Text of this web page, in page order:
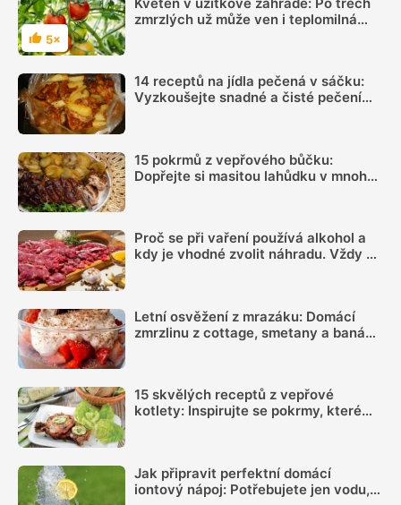
Hodnocení
5×
zmrzlých už může ven i teplomilná
14 receptů na jídla pečená v sáčku:
Vyzkoušejte snadné a čisté pečení
15 pokrmů z vepřového bůčku:
Dopřejte si masitou lahůdku v mnoha
Proč se při vaření používá alkohol a
kdy je vhodné zvolit náhradu. Vždy se
Letní osvěžení z mrazáku: Domácí
zmrzlinu z cottage, smetany a banánu
15 skvělých receptů z vepřové
kotlety: Inspirujte se pokrmy, které
Jak připravit perfektní domácí
iontový nápoj: Potřebujete jen vodu,